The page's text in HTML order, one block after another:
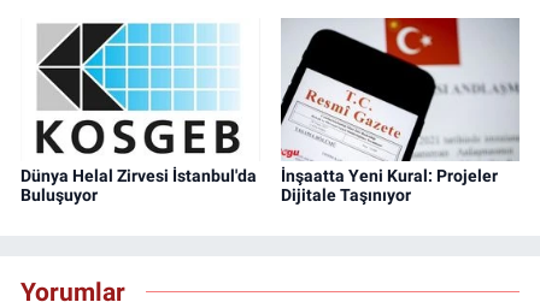
Dünya Helal Zirvesi İstanbul'da
Buluşuyor
İnşaatta Yeni Kural: Projeler
Dijitale Taşınıyor
Yorumlar